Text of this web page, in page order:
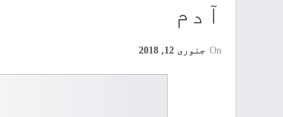
آدم
On جنوری 12, 2018